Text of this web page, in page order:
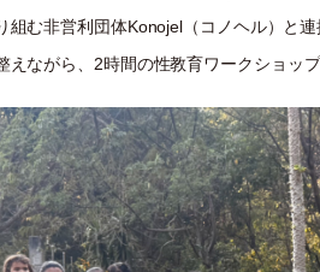
組む非営利団体Konojel（コノヘル）と
えながら、2時間の性教育ワークショップ